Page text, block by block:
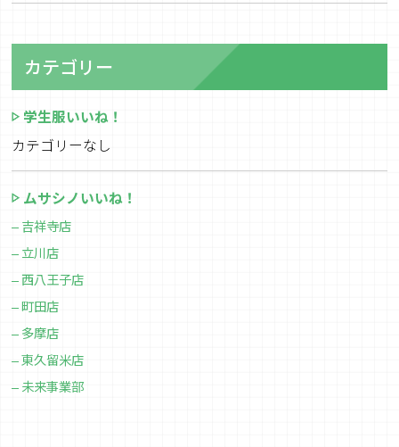
カテゴリー
学生服いいね！
カテゴリーなし
ムサシノいいね！
吉祥寺店
立川店
西八王子店
町田店
多摩店
東久留米店
未来事業部